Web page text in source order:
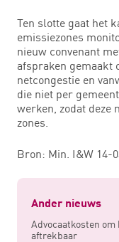
Ten slotte gaat het
emissiezones
nieuw convenant
afspraken gemaakt
netcongestie en
die niet per
werken, zodat deze
zones.
Bron: Min. I&W 14-
Ander nieuws
Advocaatkosten
aftrekbaar